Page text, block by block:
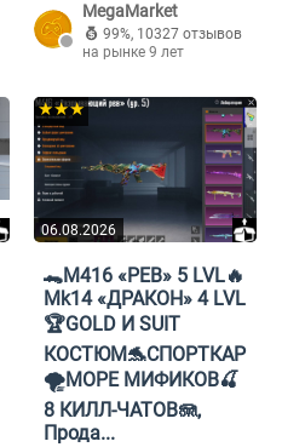
MegaMarket
99%, 10327 отзывов
на рынке 9 лет
06.08.2026
★★★
🐊M416 «РЕВ» 5 LVL🔥
Mk14 «ДРАКОН» 4 LVL
🏆GOLD И SUIT
КОСТЮМ🐬СПОРТКАР
🌪️МОРЕ МИФИКОВ🍒
8 КИЛЛ-ЧАТОВ🪼,
Прода...